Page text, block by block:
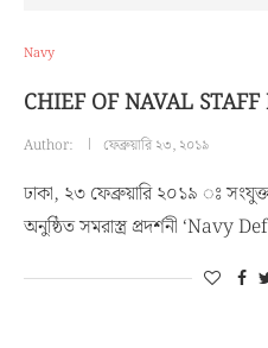
Navy
CHIEF OF NAVAL
Author: ফেব্রুয়ারি ২৩, ২০১৯
ঢাকা, ২৩ ফেব্রুয়ারি ২০১৯ ঃ
অনুষ্ঠিত সমরাস্ত্র প্রদর্শনী ‘Navy